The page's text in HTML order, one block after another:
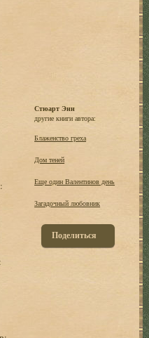
Стюарт Энн
другие книги автора:
Блаженство греха
Дом теней
Еще один Валентинов день
Загадочный любовник
Поделиться